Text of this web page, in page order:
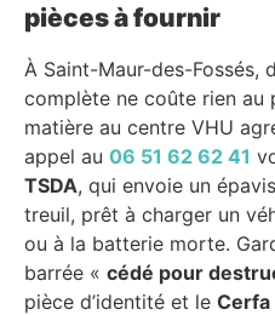
pièces à fournir
À Saint-Maur-des-Fossés,
complète ne coûte rien
matière au centre VHU
appel au 06 51 62 62 41
TSDA, qui envoie un
treuil, prêt à charger un
ou à la batterie morte.
barrée « cédé pour
pièce d’identité et le Cerfa